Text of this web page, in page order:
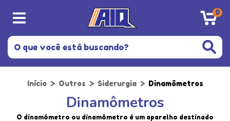
0
Início > Outros > Siderurgia > Dinamômetros
Dinamômetros
O dinamómetro ou dinamômetro é um aparelho destinado